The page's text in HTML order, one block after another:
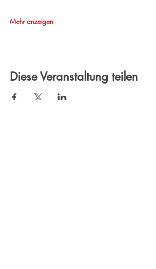
Mehr anzeigen
Diese Veranstaltung teilen